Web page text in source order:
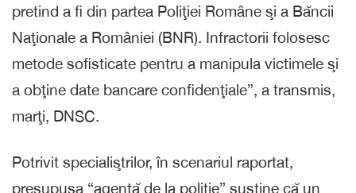
pretind a fi din partea Poliţiei Române şi a Băncii
Naţionale a României (BNR). Infractorii folosesc
metode sofisticate pentru a manipula victimele şi
a obţine date bancare confidenţiale”, a transmis,
marţi, DNSC.
Potrivit specialiştrilor, în scenariul raportat,
presupusa “agentă de la poliţie” susţine că un